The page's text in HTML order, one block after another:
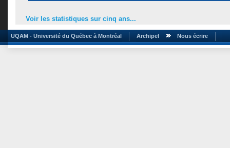
Voir les statistiques sur cinq ans...
UQAM - Université du Québec à Montréal Archipel Nous écrire